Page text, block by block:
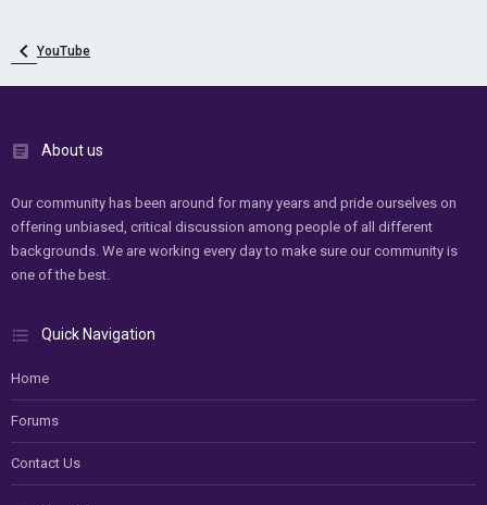
YouTube
About us
Our community has been around for many years and pride ourselves on
offering unbiased, critical discussion among people of all different
backgrounds. We are working every day to make sure our community is
one of the best.
Quick Navigation
Home
Forums
Contact Us